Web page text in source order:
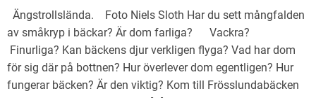
Ängstrollslända. Foto Niels Sloth Har du sett mångfalden
av småkryp i bäckar? Är dom farliga? Vackra?
Finurliga? Kan bäckens djur verkligen flyga? Vad har dom
för sig där på bottnen? Hur överlever dom egentligen? Hur
fungerar bäcken? Är den viktig? Kom till Frösslundabäcken